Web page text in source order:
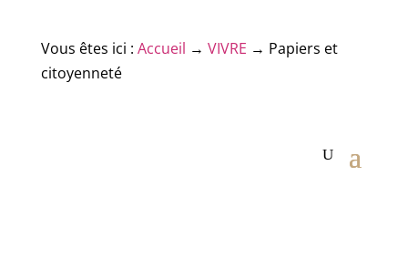
Vous êtes ici : Accueil → VIVRE → Papiers et
citoyenneté